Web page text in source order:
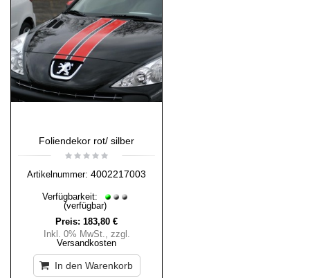
Foliendekor rot/ silber
Artikelnummer: 4002217003
Verfügbarkeit:
(verfügbar)
Preis: 183,80 €
Inkl. 0% MwSt., zzgl.
Versandkosten
In den Warenkorb